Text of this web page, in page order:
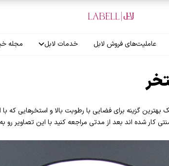
عاملیت‌های فروش لابل خدمات لابل مجله
گزینه برای فضایی با رطوبت بالا و استخرهایی که با
کار شده اند بعد از مدتی مراجعه کنید با این تصاویر رو